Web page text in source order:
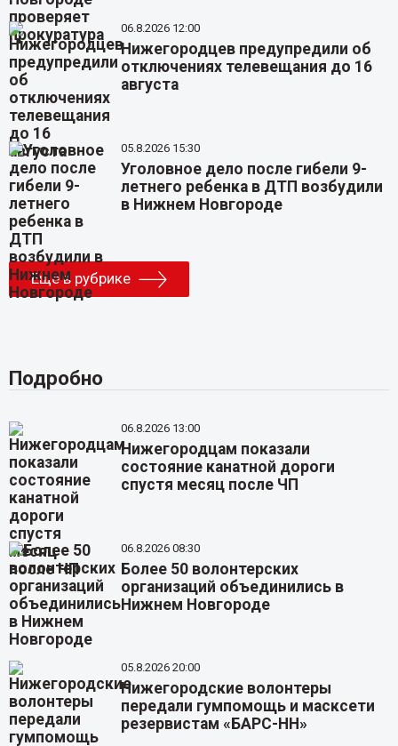
06.8.2026 12:00
Нижегородцев предупредили об
отключениях телевещания до 16
августа
05.8.2026 15:30
Уголовное дело после гибели 9-
летнего ребенка в ДТП возбудили
в Нижнем Новгороде
Еще в рубрике
Подробно
06.8.2026 13:00
Нижегородцам показали
состояние канатной дороги
спустя месяц после ЧП
06.8.2026 08:30
Более 50 волонтерских
организаций объединились в
Нижнем Новгороде
05.8.2026 20:00
Нижегородские волонтеры
передали гумпомощь и масксети
резервистам «БАРС-НН»